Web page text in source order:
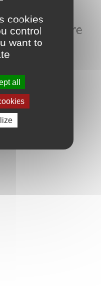
cookies
control
want to
all
d'architecture